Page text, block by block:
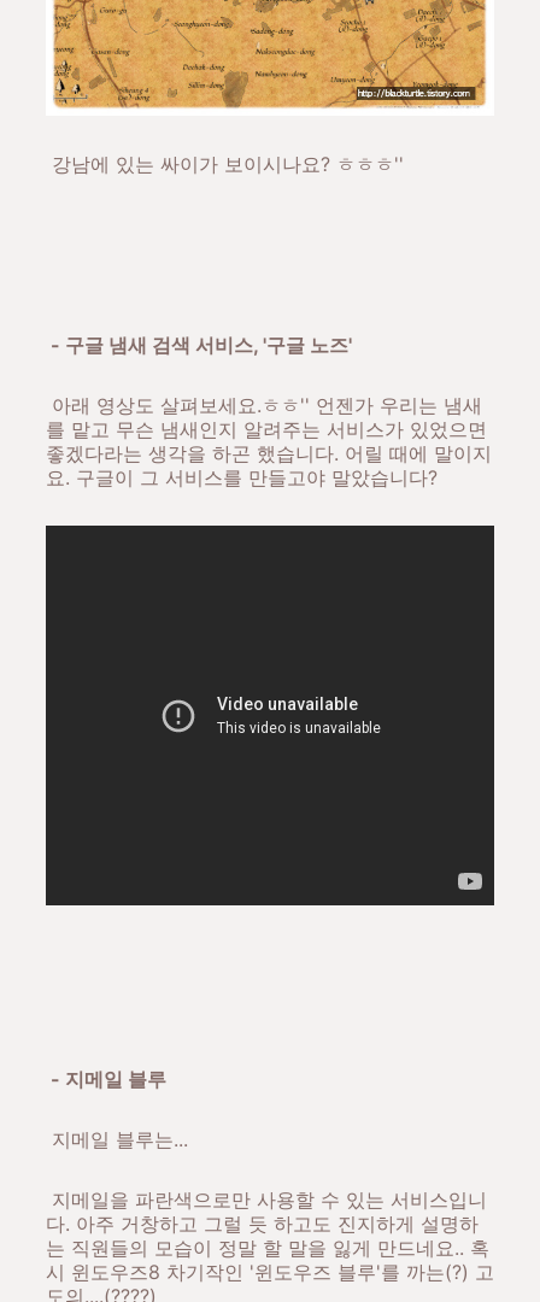
강남에 있는 싸이가 보이시나요? ㅎㅎㅎ''
- 구글 냄새 검색 서비스, '구글 노즈'
아래 영상도 살펴보세요.ㅎㅎ'' 언젠가 우리는 냄새
를 맡고 무슨 냄새인지 알려주는 서비스가 있었으면
좋겠다라는 생각을 하곤 했습니다. 어릴 때에 말이지
요. 구글이 그 서비스를 만들고야 말았습니다?
- 지메일 블루
지메일 블루는...
지메일을 파란색으로만 사용할 수 있는 서비스입니
다. 아주 거창하고 그럴 듯 하고도 진지하게 설명하
는 직원들의 모습이 정말 할 말을 잃게 만드네요.. 혹
시 윈도우즈8 차기작인 '윈도우즈 블루'를 까는(?) 고
도의....(????)